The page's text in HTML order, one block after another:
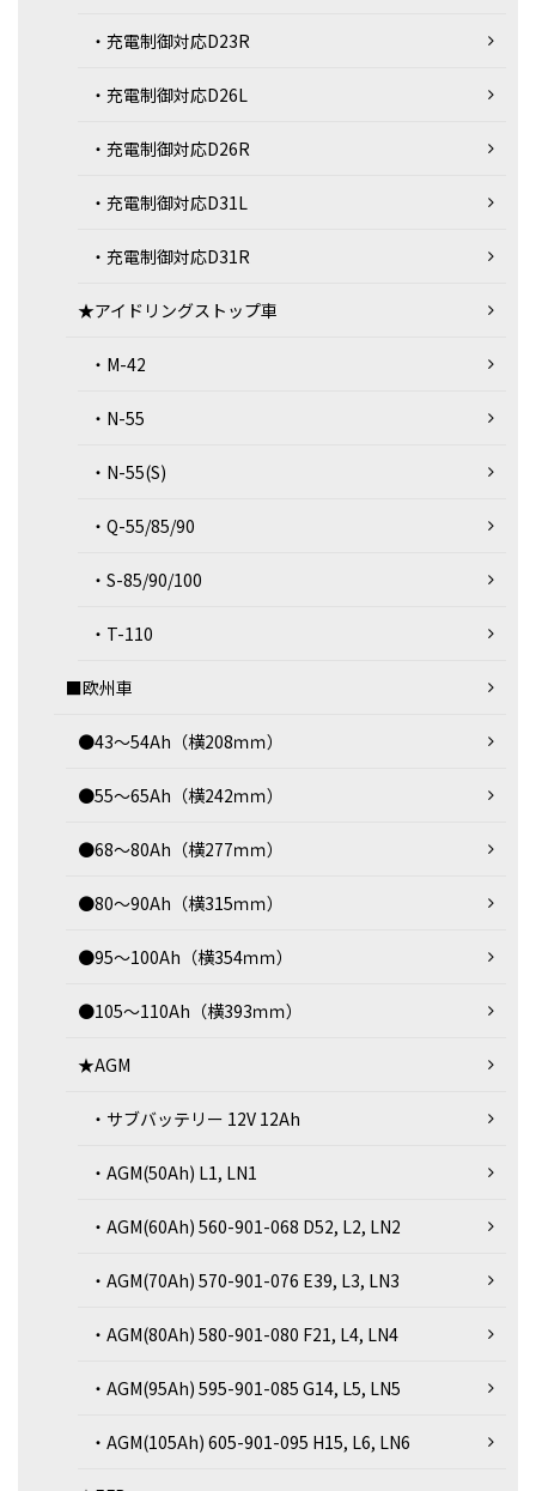
・充電制御対応D23R
・充電制御対応D26L
・充電制御対応D26R
・充電制御対応D31L
・充電制御対応D31R
★アイドリングストップ車
・M-42
・N-55
・N-55(S)
・Q-55/85/90
・S-85/90/100
・T-110
■欧州車
●43～54Ah（横208ｍｍ）
●55～65Ah（横242ｍｍ）
●68～80Ah（横277ｍｍ）
●80～90Ah（横315ｍｍ）
●95～100Ah（横354ｍｍ）
●105～110Ah（横393ｍｍ）
★AGM
・サブバッテリー 12V 12Ah
・AGM(50Ah) L1, LN1
・AGM(60Ah) 560-901-068 D52, L2, LN2
・AGM(70Ah) 570-901-076 E39, L3, LN3
・AGM(80Ah) 580-901-080 F21, L4, LN4
・AGM(95Ah) 595-901-085 G14, L5, LN5
・AGM(105Ah) 605-901-095 H15, L6, LN6